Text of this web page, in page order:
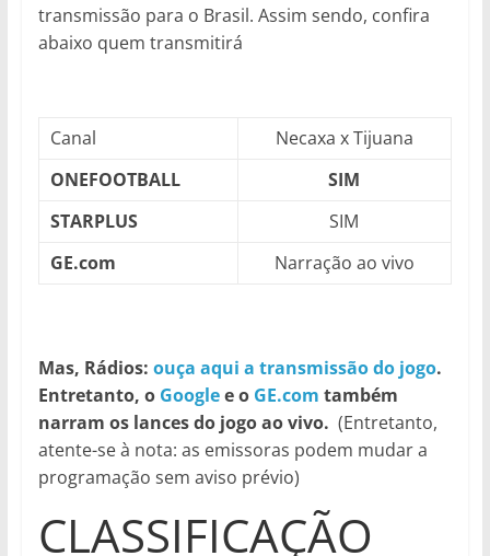
transmissão para o Brasil. Assim sendo, confira
abaixo quem transmitirá
Canal
Necaxa x Tijuana
ONEFOOTBALL
SIM
STARPLUS
SIM
GE.com
Narração ao vivo
Mas, Rádios: ouça aqui a transmissão do jogo.
Entretanto, o Googlee o GE.com também
narram os lances do jogo ao vivo. (Entretanto,
atente-se à nota: as emissoras podem mudar a
programação sem aviso prévio)
CLASSIFICAÇÃO